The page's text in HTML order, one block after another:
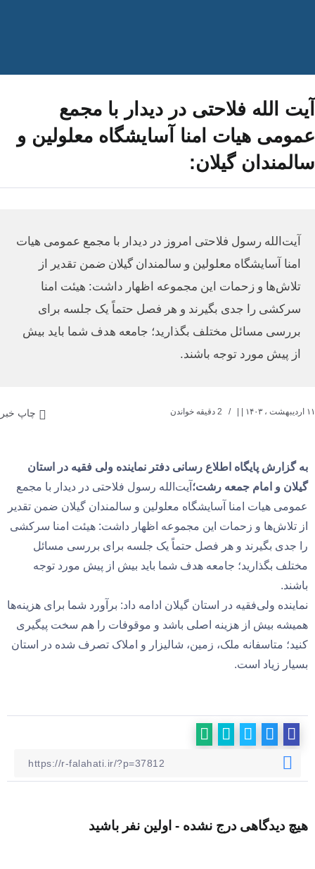
آیت الله فلاحتی در دیدار با مجمع
عمومی هیات امنا آسایشگاه معلولین و
سالمندان گیلان:
آیت‌الله رسول فلاحتی امروز در دیدار با مجمع عمومی هیات
امنا آسایشگاه معلولین و سالمندان گیلان ضمن تقدیر از
تلاش‌ها و زحمات این مجموعه اظهار داشت: هیئت امنا
سرکشی‌‌ را جدی بگیرند و هر فصل حتماً یک جلسه برای
بررسی مسائل مختلف بگذارید؛ جامعه هدف شما باید بیش
از پیش مورد توجه باشند.
۱۱ اردیبهشت ، ۱۴۰۳ چاپ خبر
به گزارش پایگاه اطلاع رسانی دفتر نماینده ولی فقیه در استان
گیلان و امام جمعه رشت؛ آیت‌الله رسول فلاحتی در دیدار با مجمع
عمومی هیات امنا آسایشگاه معلولین و سالمندان گیلان ضمن تقدیر
از تلاش‌ها و زحمات این مجموعه اظهار داشت: هیئت امنا سرکشی‌‌
را جدی بگیرند و هر فصل حتماً یک جلسه برای بررسی مسائل
مختلف بگذارید؛ جامعه هدف شما باید بیش از پیش مورد توجه
باشند.
نماینده ولی‌فقیه در استان گیلان ادامه داد: برآورد شما برای هزینه‌ها
همیشه بیش از هزینه اصلی باشد و موقوفات را هم سخت پیگیری
کنید؛ متاسفانه ملک، زمین، شالیزار و املاک تصرف شده در استان
بسیار زیاد است.
هیچ دیدگاهی درج نشده - اولین نفر باشید